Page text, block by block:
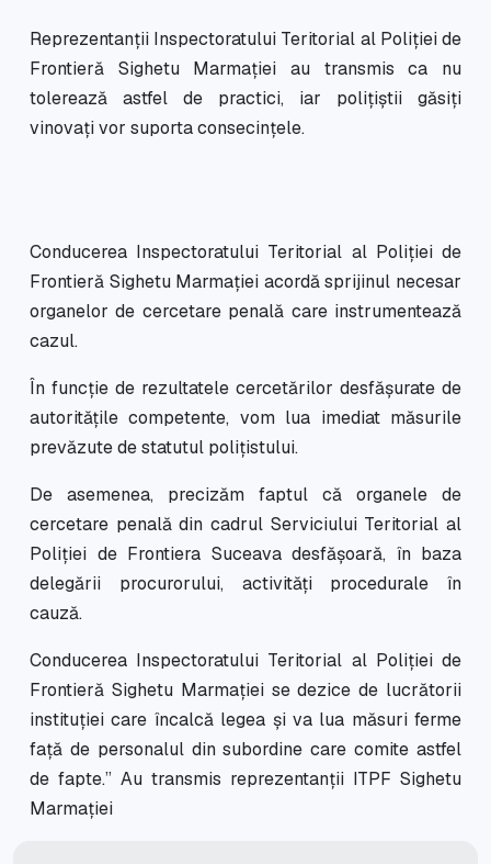
Reprezentanții Inspectoratului Teritorial al Poliției de
Frontieră Sighetu Marmației au transmis ca nu
tolerează astfel de practici, iar polițiștii găsiți
vinovați vor suporta consecințele.
Conducerea Inspectoratului Teritorial al Poliției de
Frontieră Sighetu Marmației acordă sprijinul necesar
organelor de cercetare penală care instrumentează
cazul.
În funcție de rezultatele cercetărilor desfășurate de
autoritățile competente, vom lua imediat măsurile
prevăzute de statutul polițistului.
De asemenea, precizăm faptul că organele de
cercetare penală din cadrul Serviciului Teritorial al
Poliției de Frontiera Suceava desfășoară, în baza
delegării procurorului, activități procedurale în
cauză.
Conducerea Inspectoratului Teritorial al Poliției de
Frontieră Sighetu Marmației se dezice de lucrătorii
instituției care încalcă legea și va lua măsuri ferme
față de personalul din subordine care comite astfel
de fapte.” Au transmis reprezentanții ITPF Sighetu
Marmației